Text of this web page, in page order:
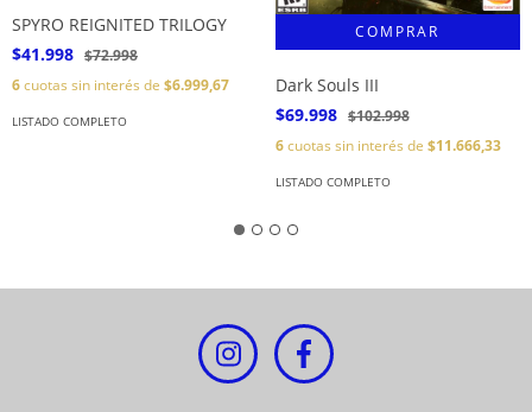
SPYRO REIGNITED TRILOGY
$41.998 $72.998
6cuotas sin interés de $6.999,67
LISTADO COMPLETO
Dark Souls III
$69.998 $102.998
6cuotas sin interés de $11.666,33
LISTADO COMPLETO